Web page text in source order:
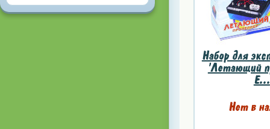
Набор для
'Летающий
E...
Нет в